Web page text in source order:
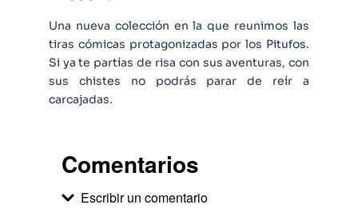
Una nueva colección en la que reunimos las
tiras cómicas protagonizadas por los Pitufos.
Si ya te partías de risa con sus aventuras, con
sus chistes no podrás parar de reír a
carcajadas.
Comentarios
Escribir un comentario